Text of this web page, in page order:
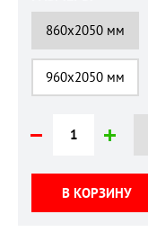
860х2050 мм
960х2050 мм
В КОРЗИНУ